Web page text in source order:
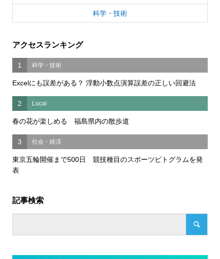
科学・技術
アクセスランキング
1 科学・技術
Excelにも誤差がある？ 浮動小数点演算誤差の正しい回避法
2 Local
春の花が楽しめる 福島県内の散歩道
3 社会・経済
東京五輪開催まで500日 競技種目のスポーツピトグラムを発
表
記事検索